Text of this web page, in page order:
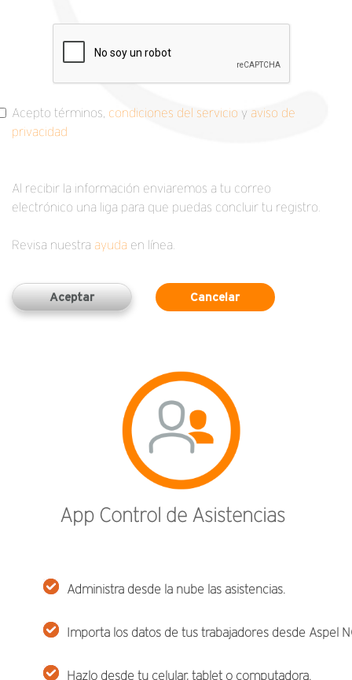
Acepto términos, condiciones del servicio y aviso de
privacidad
Al recibir la información enviaremos a tu correo
electrónico una liga para que puedas concluir tu registro.
Revisa nuestra ayuda en línea.
Aceptar Cancelar
App Control de Asistencias
Administra desde la nube las asistencias.
Importa los datos de tus trabajadores desde Aspel
Hazlo desde tu celular, tablet o computadora.